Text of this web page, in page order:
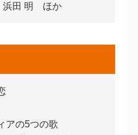
浜田 明 ほか
アの5つの歌